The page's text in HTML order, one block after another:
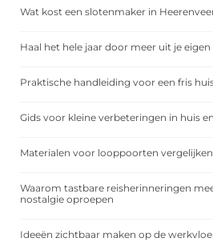
Wat kost een slotenmaker in
Haal het hele jaar door meer uit je
Praktische handleiding voor een fris
Gids voor kleine verbeteringen in huis
Materialen voor looppoorten
Waarom tastbare reisherinneringen
nostalgie oproepen
Ideeën zichtbaar maken op de